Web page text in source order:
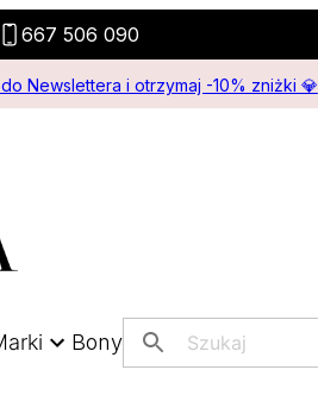
667 506 090
Newslettera i otrzymaj -10% zniżki 💎
Bony